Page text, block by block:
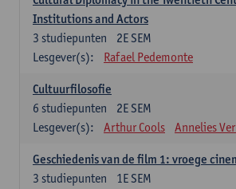
Institutions and Actors
2E SEM
3 studiepunten
Lesgever(s):
Rafael Pedemonte
Cultuurfilosofie
2E SEM
6 studiepunten
Lesgever(s):
Arthur Cools Annelies
Geschiedenis van de film 1: vroege
1E SEM
3 studiepunten